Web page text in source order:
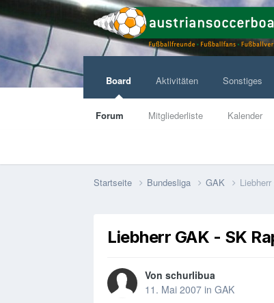
Board
Forum Mitgliederliste Kalender
Aktivitäten Sonstiges
Startseite Bundesliga GAK
Liebherr GAK - SK
Von schurlibua
11. Mai 2007 in GAK